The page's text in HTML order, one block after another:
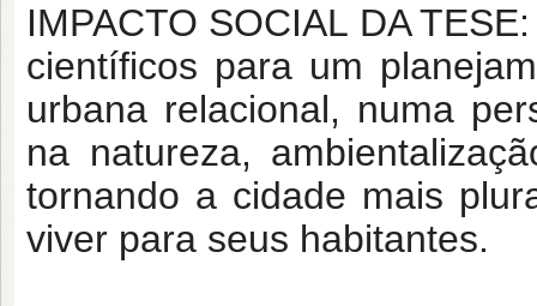
IMPACTO SOCIAL DA
científicos para um
urbana relacional, numa
na natureza,
tornando a cidade mais
viver para seus habitantes.